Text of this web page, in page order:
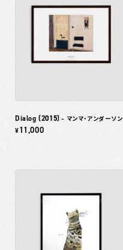
Dialog (2015) – マンマ・アンダーソン
¥11,000